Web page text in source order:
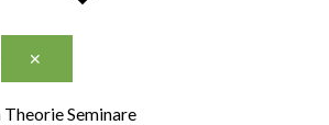
✕
Theorie Seminare